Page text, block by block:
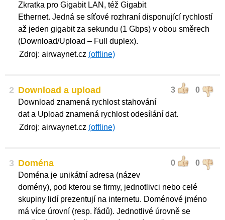
Zkratka pro Gigabit LAN, též Gigabit
Ethernet. Jedná se síťové rozhraní disponující rychlostí
až jeden gigabit za sekundu (1 Gbps) v obou směrech
(Download/Upload – Full duplex).
Zdroj: airwaynet.cz (offline)
2 3 0
Download a upload
Download znamená rychlost stahování
dat a Upload znamená rychlost odesílání dat.
Zdroj: airwaynet.cz (offline)
3 0 0
Doména
Doména je unikátní adresa (název
domény), pod kterou se firmy, jednotlivci nebo celé
skupiny lidí prezentují na internetu. Doménové jméno
má více úrovní (resp. řádů). Jednotlivé úrovně se